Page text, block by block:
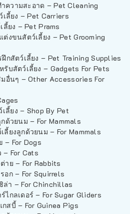
วามสะอาด – Pet Cleaning
เลี้ยง – Pet Carriers
ลี้ยง – Pet Prams
งขนสัตว์เลี้ยง – Pet Grooming
กสัตว์เลี้ยง – Pet Training Supplies
รับสัตว์เลี้ยง – Gadgets For Pets
อื่นๆ – Other Accessories For
ลี้ยง – Shop By Pet
ด้วยนม – For Mammals
ลี้ยงลูกด้วยนม – For Mammals
– For Dogs
– For Cats
าย – For Rabbits
อก – For Squirrels
า – For Chinchillas
ไกลเดอร์ – For Sugar Gliders
สบี้ – For Guinea Pigs